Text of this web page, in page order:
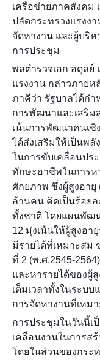
เครือข่ายภาคสังคม
ปลัดกระทรวงแรงง
จัดหางาน และผู้บริห
การประชุม
พลตำรวจเอก อดุลย์
แรงงาน กล่าวภาย
ภาคีว่า รัฐบาลได้ก
การพัฒนาและเสริม
เน้นการพัฒนาคนเชิ
ได้ส่งเสริมให้เป็นพลัง
ในการขับเคลื่อนปร
ทักษะอาชีพในการห
ศักยภาพ ซึ่งผู้สูงอายุ
ล้านคน คิดเป็นร้อยล
ทั้งชาติ โดยแผนพัฒ
12 มุ่งเน้นให้ผู้สูงอา
มีรายได้ที่เหมาะสม
ที่ 2 (พ.ศ.2545-
และหารายได้ของผู้
เต็มเวลาทั้งในระบ
การจัดหางานที่เหม
การประชุมในวันนี้เ
เคลื่อนงานในการส
โดยในส่วนของกระ